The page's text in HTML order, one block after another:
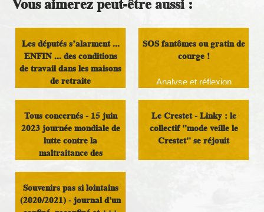
Vous aimerez peut-être aussi :
Les députés s’alarment ...
ENFIN ... des conditions
de travail dans les maisons
de retraite
SOS fantômes ou gratin de
courge !
Analyse et réflexion
Tous concernés - 15 juin
2023 journée mondiale de
lutte contre la
maltraitance des
Analyse et réflexion
Le Crestet - Linky : le
collectif "mode veille le
Crestet" se réjouit
Souvenirs pas si lointains
(2020/2021) - journal d'un